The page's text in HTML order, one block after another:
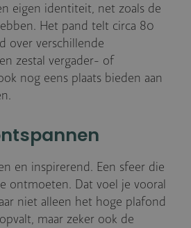
eigen identiteit, net zoals de
Het pand telt circa 80
over verschillende
zestal vergader- of
nog eens plaats bieden aan
en inspirerend. Een sfeer die
ontmoeten. Dat voel je vooral
niet alleen het hoge plafond
maar zeker ook de